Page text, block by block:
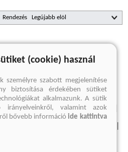
Rendezés
nincs találat
Elállási felmondási nyilatkozat
(cookie) használ
személyre szabott megjelenítése
biztosítása érdekében sütiket
alkalmazunk. A sütik
irányelveinkről, valamint azok
bővebb információide kattintva